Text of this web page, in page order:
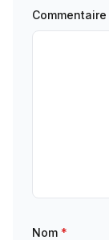
Commentaire
Nom *